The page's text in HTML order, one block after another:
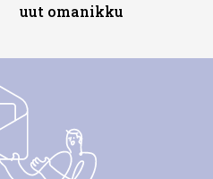
uut omanikku